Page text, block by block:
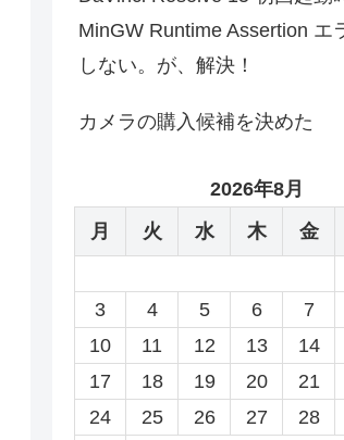
MinGW Runtime Assertion エ
しない。が、解決！
カメラの購入候補を決めた
2026年8月
月
火 水 木 金
3
4 5 6 7
10
11 12 13 14
17
18 19 20 21
24
25 26 27 28